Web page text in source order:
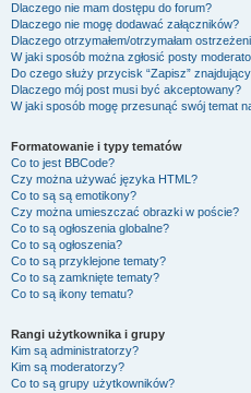
Dlaczego nie mam dostępu do forum?
Dlaczego nie mogę dodawać załączników?
Dlaczego otrzymałem/otrzymałam
W jaki sposób można zgłosić posty
Do czego służy przycisk “Zapisz”
Dlaczego mój post musi być akceptowany?
W jaki sposób mogę przesunąć swój temat
Formatowanie i typy tematów
Co to jest BBCode?
Czy można używać języka HTML?
Co to są są emotikony?
Czy można umieszczać obrazki w poście?
Co to są ogłoszenia globalne?
Co to są ogłoszenia?
Co to są przyklejone tematy?
Co to są zamknięte tematy?
Co to są ikony tematu?
Rangi użytkownika i grupy
Kim są administratorzy?
Kim są moderatorzy?
Co to są grupy użytkowników?